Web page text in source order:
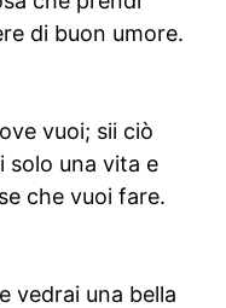
di buon umore.
vuoi; sii ciò
solo una vita e
che vuoi fare.
vedrai una bella